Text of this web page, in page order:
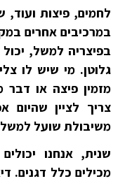
לחמים, פיצות ועוד,
במרכיבים אחרים
בפיצריה למשל,
גלוטן. מי שיש לו
מזמין פיצה או
צריך לציין
משיבולת שועל למשל
שנית, אנחנו
מכילים כלל דגנים.